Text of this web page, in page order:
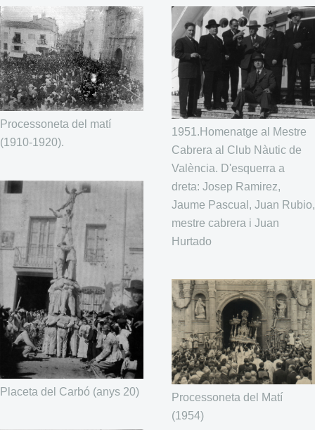
Processoneta del matí
(1910-1920).
1951.Homenatge al Mestre
Cabrera al Club Nàutic de
València. D'esquerra a
dreta: Josep Ramirez,
Jaume Pascual, Juan Rubio,
mestre cabrera i Juan
Hurtado
Placeta del Carbó (anys 20)
Processoneta del Matí
(1954)